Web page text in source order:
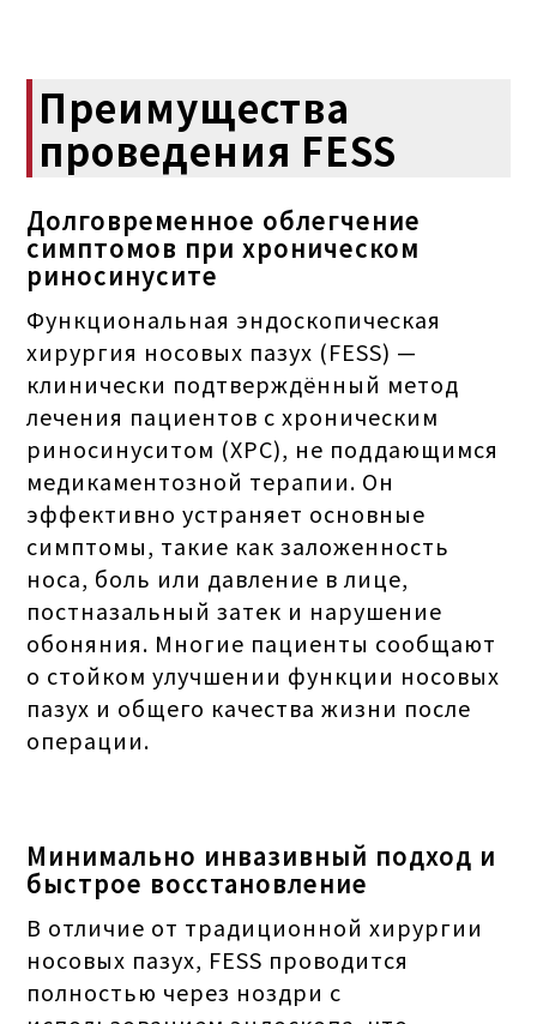
Преимущества
проведения FESS
Долговременное облегчение
симптомов при хроническом
риносинусите
Функциональная эндоскопическая
хирургия носовых пазух (FESS) —
клинически подтверждённый метод
лечения пациентов с хроническим
риносинуситом (ХРС), не поддающимся
медикаментозной терапии. Он
эффективно устраняет основные
симптомы, такие как заложенность
носа, боль или давление в лице,
постназальный затек и нарушение
обоняния. Многие пациенты сообщают
о стойком улучшении функции носовых
пазух и общего качества жизни после
операции.
Минимально инвазивный подход и
быстрое восстановление
В отличие от традиционной хирургии
носовых пазух, FESS проводится
полностью через ноздри с